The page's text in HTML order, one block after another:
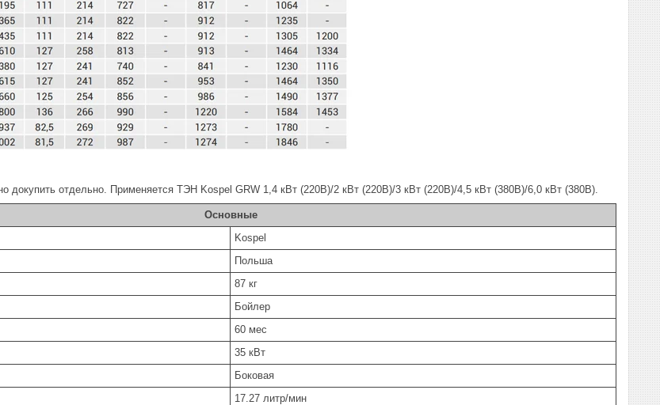
докупить отдельно. Применяется ТЭН Kospel GRW 1,4 кВт (220В)/2 кВт (220В)/3 кВт (220В)/4,5 кВт (380В)/6,0 кВт (380В).
Основные
Kospel
Польша
87 кг
Бойлер
60 мес
35 кВт
Боковая
17.27 литр/мин